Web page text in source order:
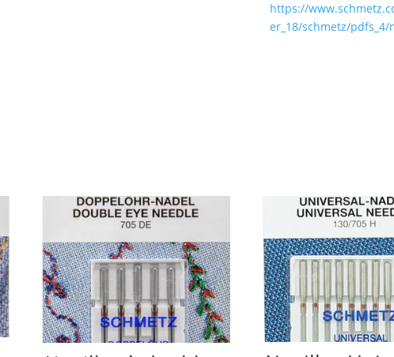
https://
er_18/schmetz/pdfs_4/